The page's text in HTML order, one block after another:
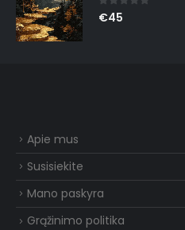
0out of 5
€45
Apie mus
Susisiekite
Mano paskyra
Grąžinimo politika